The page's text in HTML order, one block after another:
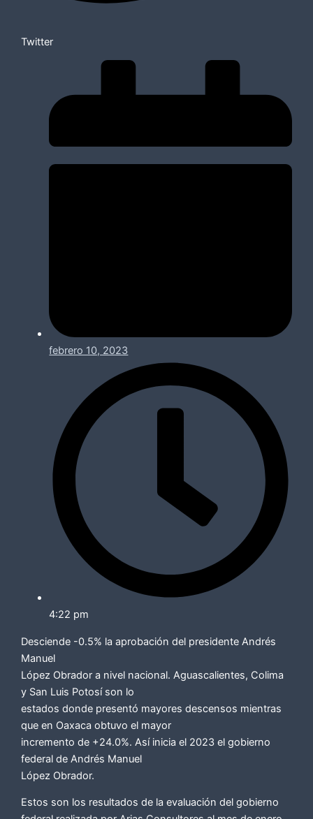
Twitter
febrero 10, 2023
4:22 pm
Desciende -0.5% la aprobación del presidente Andrés
Manuel
López Obrador a nivel nacional. Aguascalientes, Colima
y San Luis Potosí son lo
estados donde presentó mayores descensos mientras
que en Oaxaca obtuvo el mayor
incremento de +24.0%. Así inicia el 2023 el gobierno
federal de Andrés Manuel
López Obrador.
Estos son los resultados de la evaluación del gobierno